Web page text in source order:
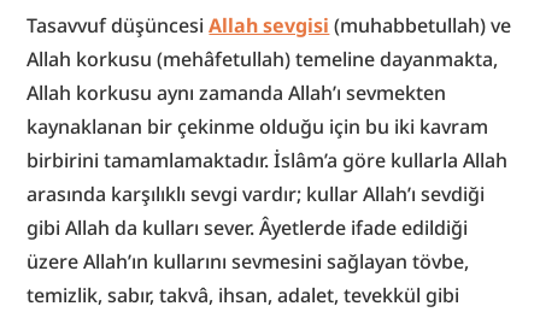
Tasavvuf düşüncesi Allah sevgisi (muhabbetullah) ve
Allah korkusu (mehâfetullah) temeline dayanmakta,
Allah korkusu aynı zamanda Allah’ı sevmekten
kaynaklanan bir çekinme olduğu için bu iki kavram
birbirini tamamlamaktadır. İslâm’a göre kullarla Allah
arasında karşılıklı sevgi vardır; kullar Allah’ı sevdiği
gibi Allah da kulları sever. Âyetlerde ifade edildiği
üzere Allah’ın kullarını sevmesini sağlayan tövbe,
temizlik, sabır, takvâ, ihsan, adalet, tevekkül gibi